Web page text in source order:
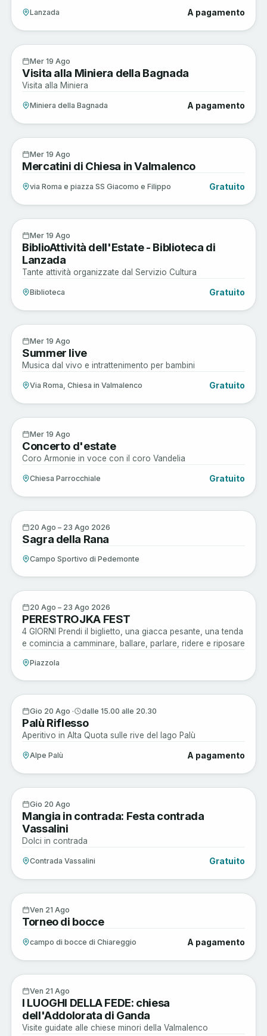
Lanzada A pagamento
Sagre e Tradizioni
Mer 19 Ago
Visita alla Miniera della Bagnada
Visita alla Miniera
Miniera della Bagnada A pagamento
Arte e Cultura
Mer 19 Ago
Mercatini di Chiesa in Valmalenco
via Roma e piazza SS Giacomo e Filippo Gratuito
Musica e Spettacoli
Mer 19 Ago
BiblioAttività dell'Estate - Biblioteca di
Lanzada
Tante attività organizzate dal Servizio Cultura
Biblioteca Gratuito
Enogastronomia
Mer 19 Ago
Summer live
Musica dal vivo e intrattenimento per bambini
Via Roma, Chiesa in Valmalenco Gratuito
Arte e Cultura
Mer 19 Ago
Concerto d'estate
Coro Armonie in voce con il coro Vandelia
Chiesa Parrocchiale Gratuito
Sagre e Tradizioni
20 Ago – 23 Ago 2026
Sagra della Rana
Campo Sportivo di Pedemonte
Musica e Spettacoli
20 Ago – 23 Ago 2026
PERESTROJKA FEST
4 GIORNI Prendi il biglietto, una giacca pesante, una tenda
e comincia a camminare, ballare, parlare, ridere e riposare
Piazzola
Musica e Spettacoli
Gio 20 Ago · dalle 15.00 alle 20.30
Palù Riflesso
Aperitivo in Alta Quota sulle rive del lago Palù
Alpe Palù A pagamento
Enogastronomia
Gio 20 Ago
Mangia in contrada: Festa contrada
Vassalini
Dolci in contrada
Contrada Vassalini Gratuito
Musica e Spettacoli
Ven 21 Ago
Torneo di bocce
campo di bocce di Chiareggio A pagamento
Arte e Cultura
Ven 21 Ago
I LUOGHI DELLA FEDE: chiesa
dell'Addolorata di Ganda
Visite guidate alle chiese minori della Valmalenco